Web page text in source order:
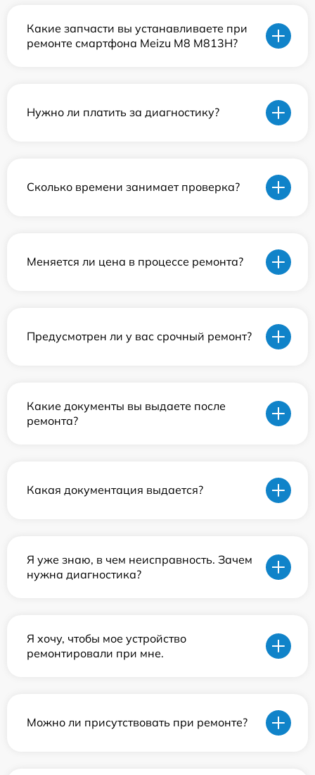
Какие запчасти вы устанавливаете при
ремонте смартфона Meizu M8 M813H?
Нужно ли платить за диагностику?
Сколько времени занимает проверка?
Меняется ли цена в процессе ремонта?
Предусмотрен ли у вас срочный ремонт?
Какие документы вы выдаете после
ремонта?
Какая документация выдается?
Я уже знаю, в чем неисправность. Зачем
нужна диагностика?
Я хочу, чтобы мое устройство
ремонтировали при мне.
Можно ли присутствовать при ремонте?